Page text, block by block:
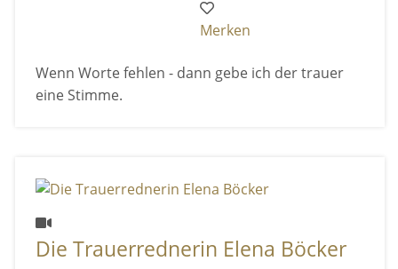
Merken
Wenn Worte fehlen - dann gebe ich der trauer
eine Stimme.
Die Trauerrednerin Elena Böcker